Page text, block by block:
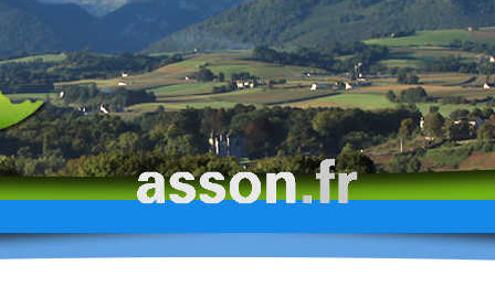
VIE LOCALE
ENFANCE
TOURISME
HISTOIRE